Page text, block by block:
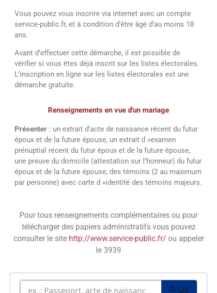
Vous pouvez vous inscrire via internet avec un compte
service-public.fr, et à condition d’être âgé d’au moins 18
ans.
Avant d’effectuer cette démarche, il est possible de
vérifier si vous êtes déjà inscrit sur les listes électorales.
L’inscription en ligne sur les listes électorales est une
démarche gratuite.
Renseignements en vue d'un mariage
Présenter : un extrait d’acte de naissance récent du futur
époux et de la future épouse, un extrait d »examen
prénuptial récent du futur époux et de la future épouse,
une preuve du domicile (attestation sur l’honneur) du futur
époux et de la future épouse, des témoins (2 au maximum
par personne) avec carte d »identité des témoins majeurs.
Pour tous renseignements complémentaires ou pour
télécharger des papiers administratifs vous pouvez
consulter le site http://www.service-public.fr/ ou appeler
le 3939
Ok